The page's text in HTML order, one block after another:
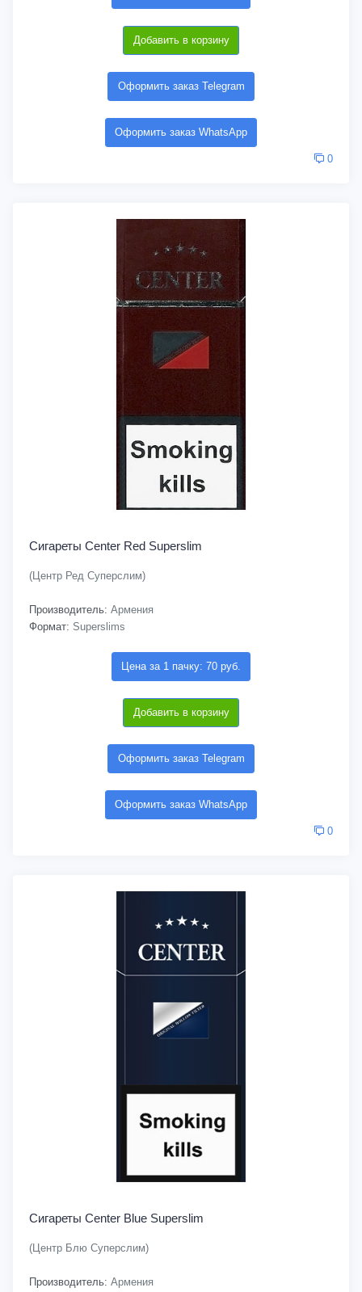
Добавить в корзину
Оформить заказ Telegram
Оформить заказ WhatsApp
0
Сигареты Center Red Superslim
(Центр Ред Суперслим)
Производитель: Армения
Формат: Superslims
Цена за 1 пачку: 70 руб.
Добавить в корзину
Оформить заказ Telegram
Оформить заказ WhatsApp
0
Сигареты Center Blue Superslim
(Центр Блю Суперслим)
Производитель: Армения